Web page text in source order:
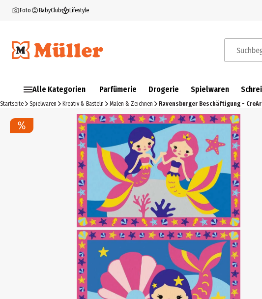
Foto BabyClub Lifestyle
Alle Kategorien Parfümerie Drogerie Spielwaren
Startseite Spielwaren Kreativ & Basteln Malen & Zeichnen Ravensburger Beschäftigung -